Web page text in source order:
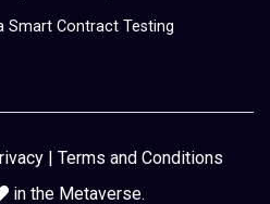
Smart Contract Testing
| Terms and Conditions
in the Metaverse.